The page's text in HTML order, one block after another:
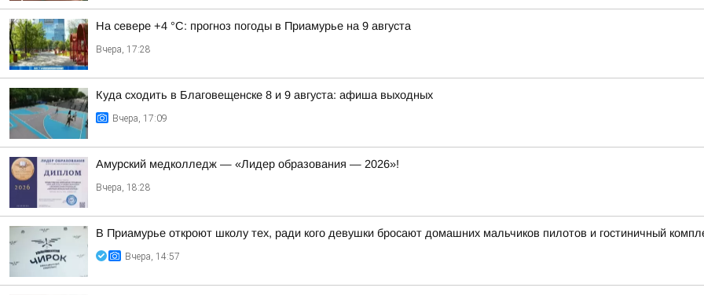
На севере +4 °С: прогноз погоды в Приамурье на 9 августа
Вчера, 17:28
Куда сходить в Благовещенске 8 и 9 августа: афиша выходных
Вчера, 17:09
Амурский медколледж — «Лидер образования — 2026»!
Вчера, 18:28
В Приамурье откроют школу тех, ради кого девушки бросают домашних мальчиков пилотов и гостиничный
Вчера, 14:57